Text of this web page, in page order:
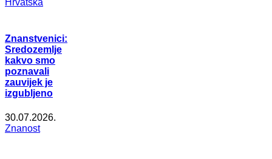
Hrvatska
Znanstvenici:
Sredozemlje
kakvo smo
poznavali
zauvijek je
izgubljeno
30.07.2026.
Znanost